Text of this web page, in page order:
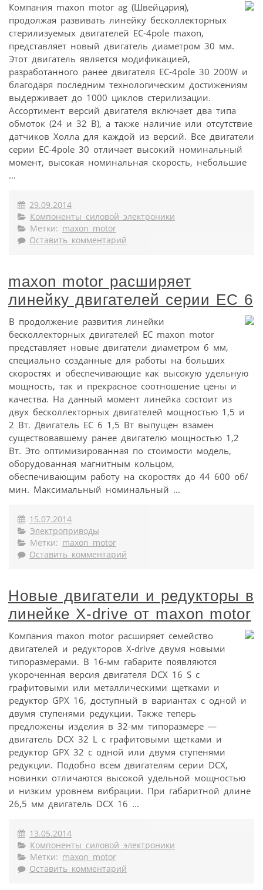
Компания maxon motor ag (Швейцария),
продолжая развивать линейку бесколлекторных
стерилизуемых двигателей EC-4pole maxon,
представляет новый двигатель диаметром 30 мм.
Этот двигатель является модификацией,
разработанного ранее двигателя EC-4pole 30 200W и
благодаря последним технологическим достижениям
выдерживает до 1000 циклов стерилизации.
Ассортимент версий двигателя включает два типа
обмоток (24 и 32 В), а также наличие или отсутствие
датчиков Холла для каждой из версий. Все двигатели
серии EC-4pole 30 отличает высокий номинальный
момент, высокая номинальная скорость, небольшие
...
29.09.2014
Компоненты силовой электроники
Метки: maxon motor
Оставить комментарий
maxon motor расширяет
линейку двигателей серии EC 6
В продолжение развития линейки
бесколлекторных двигателей EC maxon motor
представляет новые двигатели диаметром 6 мм,
специально созданные для работы на больших
скоростях и обеспечивающие как высокую удельную
мощность, так и прекрасное соотношение цены и
качества. На данный момент линейка состоит из
двух бесколлекторных двигателей мощностью 1,5 и
2 Вт. Двигатель EC 6 1,5 Вт выпущен взамен
существовавшему ранее двигателю мощностью 1,2
Вт. Это оптимизированная по стоимости модель,
оборудованная магнитным кольцом,
обеспечивающим работу на скоростях до 44 600 об/
мин. Максимальный номинальный ...
15.07.2014
Электроприводы
Метки: maxon motor
Оставить комментарий
Новые двигатели и редукторы в
линейке X-drive от maxon motor
Компания maxon motor расширяет семейство
двигателей и редукторов X-drive двумя новыми
типоразмерами. В 16-мм габарите появляются
укороченная версия двигателя DCX 16 S с
графитовыми или металлическими щетками и
редуктор GPX 16, доступный в вариантах с одной и
двумя ступенями редукции. Также теперь
предложены изделия в 32-мм типоразмере —
двигатель DCX 32 L с графитовыми щетками и
редуктор GPX 32 с одной или двумя ступенями
редукции. Подобно всем двигателям серии DCX,
новинки отличаются высокой удельной мощностью
и низким уровнем вибрации. При габаритной длине
26,5 мм двигатель DCX 16 ...
13.05.2014
Компоненты силовой электроники
Метки: maxon motor
Оставить комментарий